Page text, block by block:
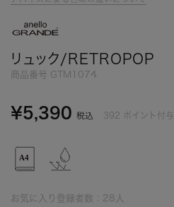
リュック/RETROPOP
商品番号 GTM1074
¥5,390 税込 392 ポイント付与
お気に入り登録者数： 28 人